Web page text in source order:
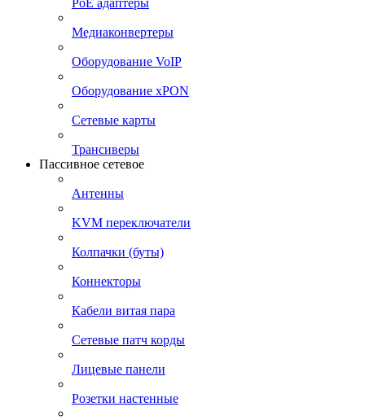
PoE адаптеры
Медиаконвертеры
Оборудование VoIP
Оборудование xPON
Сетевые карты
Трансиверы
Пассивное сетевое
Антенны
KVM переключатели
Колпачки (буты)
Коннекторы
Кабели витая пара
Сетевые патч корды
Лицевые панели
Розетки настенные